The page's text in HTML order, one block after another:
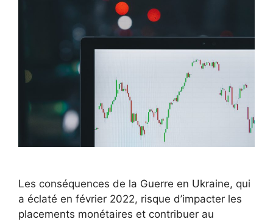
Les conséquences de la Guerre en Ukraine, qui
a éclaté en février 2022, risque d’impacter les
placements monétaires et contribuer au